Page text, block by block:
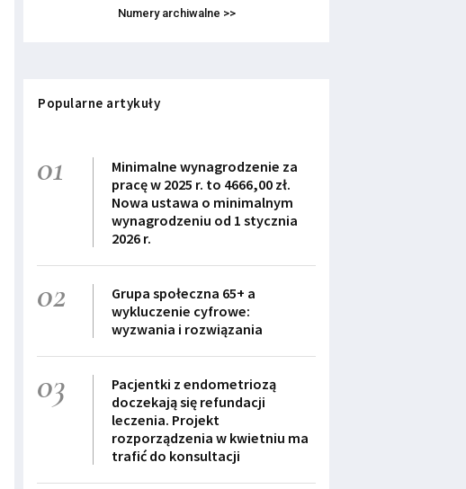
Numery archiwalne >>
Popularne artykuły
01
Minimalne wynagrodzenie za
pracę w 2025 r. to 4666,00 zł.
Nowa ustawa o minimalnym
wynagrodzeniu od 1 stycznia
2026 r.
02
Grupa społeczna 65+ a
wykluczenie cyfrowe:
wyzwania i rozwiązania
03
Pacjentki z endometriozą
doczekają się refundacji
leczenia. Projekt
rozporządzenia w kwietniu ma
trafić do konsultacji